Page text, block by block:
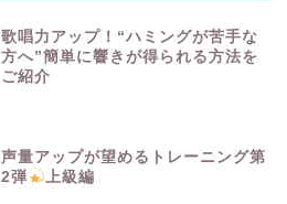
歌唱力アップ！“ハミングが苦手な
方へ”簡単に響きが得られる方法を
ご紹介
声量アップが望めるトレーニング第
2弾
上級編